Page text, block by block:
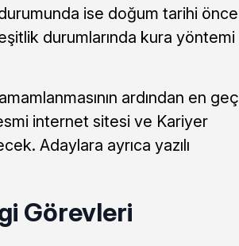
ise doğum tarihi önce
durumlarında kura yöntemi
ardından en geç
internet sitesi ve Kariyer
Adaylara ayrıca yazılı
Görevleri